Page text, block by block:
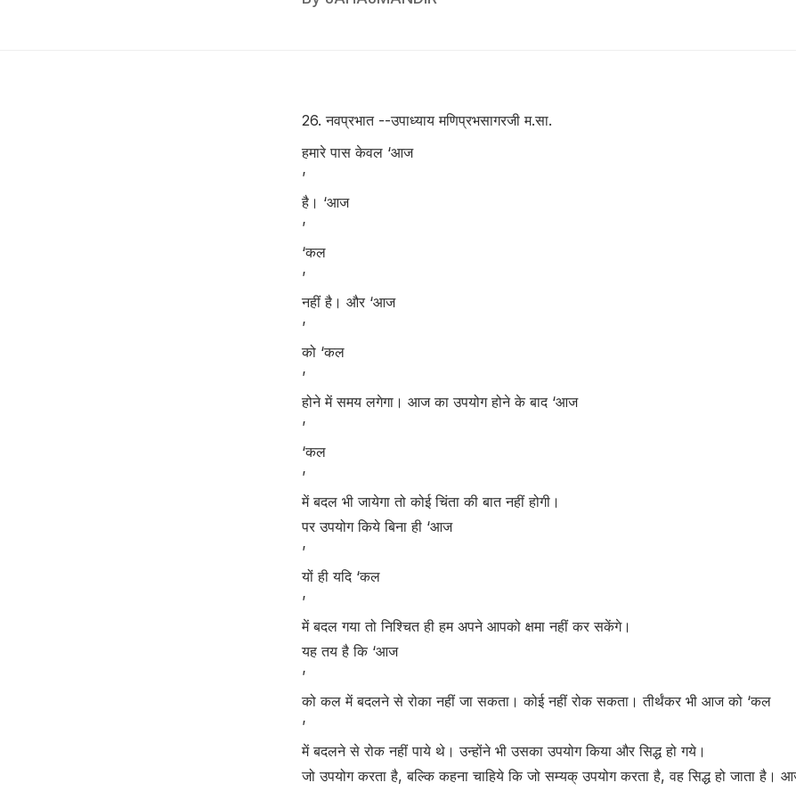
26. नवप्रभात --उपाध्याय मणिप्रभसागरजी म.सा.
हमारे पास केवल ‘आज
’
है। ‘आज
’
‘कल
’
नहीं है। और ‘आज
’
को ‘कल
’
होने में समय लगेगा। आज का उपयोग होने के बाद ‘आज
’
‘कल
’
में बदल भी जायेगा तो कोई चिंता की बात नहीं होगी।
पर उपयोग किये बिना ही ‘आज
’
यों ही यदि ‘कल
’
में बदल गया तो निश्चित ही हम अपने आपको क्षमा नहीं कर सकेंगे।
यह तय है कि ‘आज
’
को कल में बदलने से रोका नहीं जा सकता। कोई नहीं रोक सकता। तीर्थंकर भी आज को ‘कल
’
में बदलने से रोक नहीं पाये थे। उन्होंने भी उसका उपयोग किया और सिद्ध हो गये।
जो उपयोग करता है, बल्कि कहना चाहिये कि जो सम्यक् उपयोग करता है, वह सिद्ध हो जाता है।